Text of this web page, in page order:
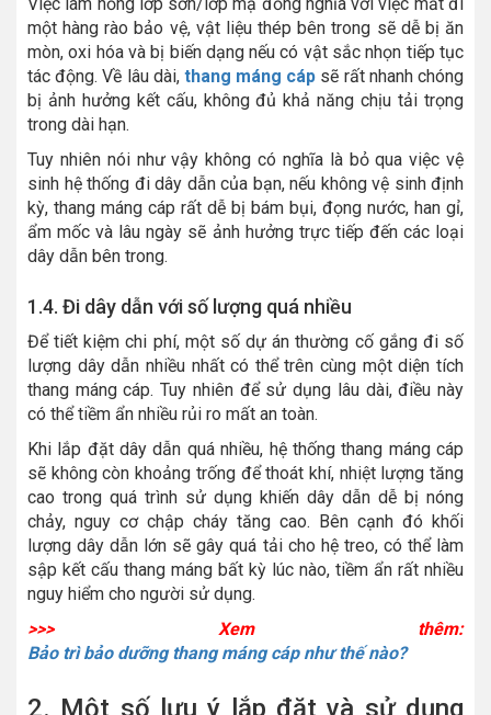
một hàng rào bảo vệ, vật liệu thép bên trong sẽ dễ bị ăn
mòn, oxi hóa và bị biến dạng nếu có vật sắc nhọn tiếp tục
tác động. Về lâu dài,thang máng cáp sẽ rất nhanh chóng
bị ảnh hưởng kết cấu, không đủ khả năng chịu tải trọng
trong dài hạn.
Tuy nhiên nói như vậy không có nghĩa là bỏ qua việc vệ
sinh hệ thống đi dây dẫn của bạn, nếu không vệ sinh định
kỳ, thang máng cáp rất dễ bị bám bụi, đọng nước, han gỉ,
ẩm mốc và lâu ngày sẽ ảnh hưởng trực tiếp đến các loại
dây dẫn bên trong.
1.4. Đi dây dẫn với số lượng quá nhiều
Để tiết kiệm chi phí, một số dự án thường cố gắng đi số
lượng dây dẫn nhiều nhất có thể trên cùng một diện tích
thang máng cáp. Tuy nhiên để sử dụng lâu dài, điều này
có thể tiềm ẩn nhiều rủi ro mất an toàn.
Khi lắp đặt dây dẫn quá nhiều, hệ thống thang máng cáp
sẽ không còn khoảng trống để thoát khí, nhiệt lượng tăng
cao trong quá trình sử dụng khiến dây dẫn dễ bị nóng
chảy, nguy cơ chập cháy tăng cao. Bên cạnh đó khối
lượng dây dẫn lớn sẽ gây quá tải cho hệ treo, có thể làm
sập kết cấu thang máng bất kỳ lúc nào, tiềm ẩn rất nhiều
nguy hiểm cho người sử dụng.
>>> Xem thêm:
Bảo trì bảo dưỡng thang máng cáp như thế nào?
2. Một số lưu ý lắp đặt và sử dụng